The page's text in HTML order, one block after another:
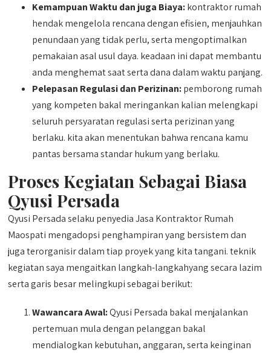
Kemampuan Waktu dan juga Biaya:kontraktor rumah
hendak mengelola rencana dengan efisien, menjauhkan
penundaan yang tidak perlu, serta mengoptimalkan
pemakaian asal usul daya. keadaan ini dapat membantu
anda menghemat saat serta dana dalam waktu panjang.
Pelepasan Regulasi dan Perizinan:pemborong rumah
yang kompeten bakal meringankan kalian melengkapi
seluruh persyaratan regulasi serta perizinan yang
berlaku. kita akan menentukan bahwa rencana kamu
pantas bersama standar hukum yang berlaku.
Proses Kegiatan Sebagai Biasa
Qyusi Persada
Qyusi Persada selaku penyedia Jasa Kontraktor Rumah
Maospati mengadopsi penghampiran yang bersistem dan
juga terorganisir dalam tiap proyek yang kita tangani. teknik
kegiatan saya mengaitkan langkah-langkahyang secara lazim
serta garis besar melingkupi sebagai berikut:
Wawancara Awal:Qyusi Persada bakal menjalankan
pertemuan mula dengan pelanggan bakal
mendialogkan kebutuhan, anggaran, serta keinginan